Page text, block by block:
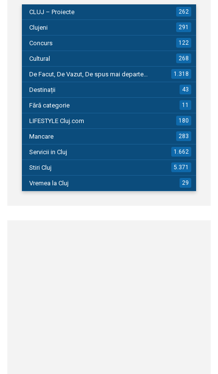
CLUJ – Proiecte 262
Clujeni 291
Concurs 122
Cultural 268
De Facut, De Vazut, De spus mai departe… 1.318
Destinații 43
Fără categorie 11
LIFESTYLE Cluj.com 180
Mancare 283
Servicii in Cluj 1.662
Stiri Cluj 5.371
Vremea la Cluj 29